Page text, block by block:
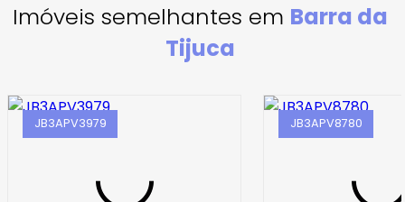
Imóveis semelhantes em Barra da
Tijuca
JB3APV3979 JB3APV8780